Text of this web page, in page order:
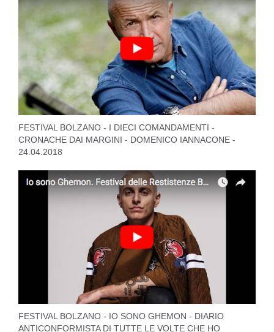
FESTIVAL BOLZANO - I DIECI COMANDAMENTI -
CRONACHE DAI MARGINI - DOMENICO IANNACONE -
24.04.2018
FESTIVAL BOLZANO - IO SONO GHEMON - DIARIO
ANTICONFORMISTA DI TUTTE LE VOLTE CHE HO